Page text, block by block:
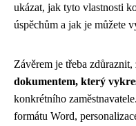
ukázat, jak tyto vlastnosti
úspěchům a jak je můžete
Závěrem je třeba zdůraznit,
dokumentem, který
konkrétního
formátu Word,